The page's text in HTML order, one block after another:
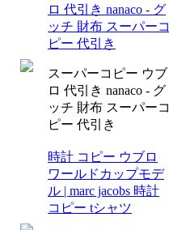
ロ 代引き nanaco - グ
ッチ 財布 スーパーコ
ピー 代引き
スーパーコピー ウブ
ロ 代引き nanaco - グ
ッチ 財布 スーパーコ
ピー 代引き
時計 コピー ウブロ
ワールドカップモデ
ル | marc jacobs 時計
コピー tシャツ